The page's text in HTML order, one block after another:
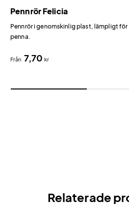
Pennrör Felicia
Pennrör i genomskinlig plast, lämpligt för
penna.
Från 7,70kr
Relaterade